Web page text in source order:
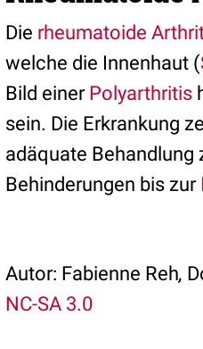
Die rheumatoide
welche die Innenhaut (
Bild einer Polyarthritis
sein. Die Erkrankung
adäquate Behandlung
Behinderungen bis zur
Autor: Fabienne Reh,
NC-SA 3.0